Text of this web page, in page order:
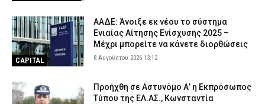
CAPITAL
ΑΑΔΕ: Άνοιξε εκ νέου το σύστημα
Ενιαίας Αίτησης Ενίσχυσης 2025 –
Μέχρι μπορείτε να κάνετε διορθώσεις
8 Αυγούστου 2026 13:12
Προήχθη σε Αστυνόμο Α’ η Εκπρόσωπος
Τύπου της ΕΛ.ΑΣ., Κωνσταντία